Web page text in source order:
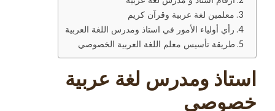
معلمين لغة عربية وقرآن كريم
رأي أولياء الأمور في استاذ ومدرس اللغة العربية
طريقة تأسيس معلم اللغة العربية الخصوصي
استاذ ومدرس لغة عربية
خصوصي